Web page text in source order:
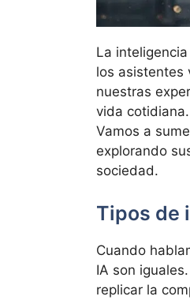
La
los asistentes
nuestras
vida
Vamos a
explorando
sociedad.
Tipos de
Cuando
IA son
replicar la